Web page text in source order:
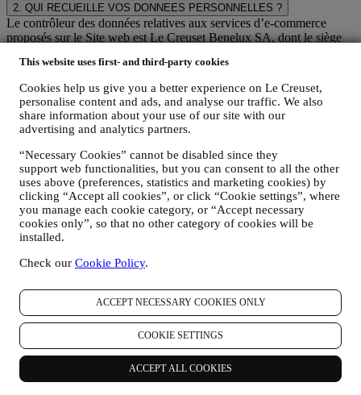
This website uses first- and third-party cookies
Cookies help us give you a better experience on Le Creuset,
personalise content and ads, and analyse our traffic. We also
share information about your use of our site with our
advertising and analytics partners.
“Necessary Cookies” cannot be disabled since they
support web functionalities, but you can consent to all the other
uses above (preferences, statistics and marketing cookies) by
clicking “Accept all cookies”, or click “Cookie settings”, where
you manage each cookie category, or “Accept necessary
cookies only”, so that no other category of cookies will be
installed.
Check our Cookie Policy.
ACCEPT NECESSARY COOKIES ONLY
COOKIE SETTINGS
ACCEPT ALL COOKIES
2. QUI RECUEILLE VOS DONNEES PERSONNELLES ?
Le contrôleur des données relatives aux services d’e-commerce
proposés sur le Site web est Le Creuset Benelux SA, dont le siège
Bruxelles, Belgique.
Si vous acceptez de recevoir des communications commerciales de
notre part, vous ferez partie de la base de données des
consommateurs du groupe Le Creuset. Celle-ci est gérée
conjointement, par Le Creuset BENELUX et Group AG, dont le
siège social est situé à Neuhofstrasse 4, 6340 Baar, en Suisse. Son
représentant désigné dans l'UE est Le Creuset SL, numéro de TVA
B62153630, dont les bureaux sont situés Paseo de Gracia 9 2º,
08007 Barcelone, Espagne. L’accord de responsabilité conjointe
pourvoit (a) à Le Creuset Group AG la responsabilité de la stratégie
marketing globale et de l’expérience client personnalisée ; (b) aux
filiales locales Le Creuset le bénéfice et l’implantation de cette
stratégie, ainsi que la possibilité de développer des initiatives
les parties le devoir de traiter de vos demandes concernant vos droits
3. POURQUOI COLLECTONS-NOUS CES INFORMATIONS ?
Nous pouvons traiter vos données aux fins suivantes :
POUR RÉPONDRE À NOS OBLIGATIONS LÉGALES.
Nous pouvons être amenés à traiter certaines données vous
concernant afin de répondre à nos obligations légales, ainsi
qu’à d’autres obligations découlant d’instructions émises par